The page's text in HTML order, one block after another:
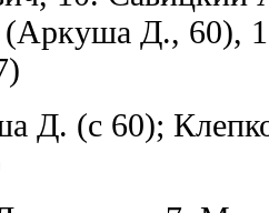
Д., 60),
Д. (с 60);